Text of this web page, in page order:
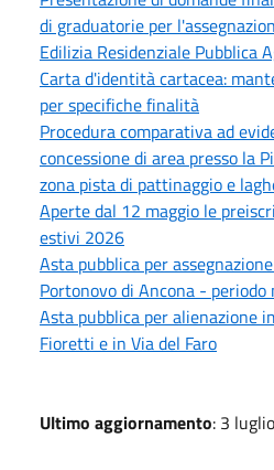
di graduatorie per
Edilizia Residenziale Pubblica
Carta d'identità cartacea:
per specifiche finalità
Procedura comparativa ad
concessione di area presso la
zona pista di pattinaggio e
Aperte dal 12 maggio le
estivi 2026
Asta pubblica per
Portonovo di Ancona -
Asta pubblica per alienazione
Fioretti e in Via del Faro
Ultimo aggiornamento: 3